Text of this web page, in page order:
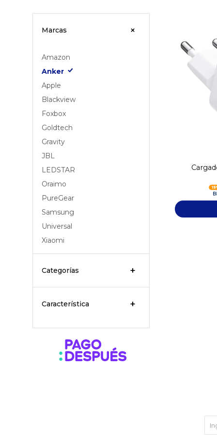
Marcas
Amazon
Anker
Apple
Blackview
Foxbox
Goldtech
Gravity
JBL
LEDSTAR
Oraimo
PureGear
Samsung
Universal
Xiaomi
Categorías
Característica